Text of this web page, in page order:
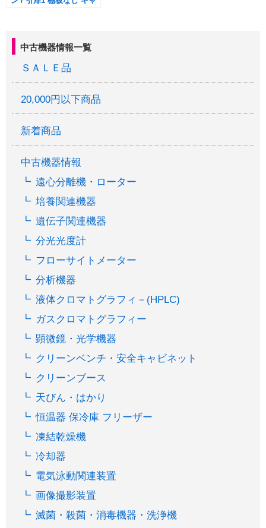
中古機器情報一覧
ＳＡＬＥ品
20,000円以下商品
新着商品
中古機器情報
遠心分離機・ローター
培養関連機器
遺伝子関連機器
分光光度計
フローサイトメーター
分析機器
液体クロマトグラフィ－(HPLC)
ガスクロマトグラフィー
顕微鏡・光学機器
クリーンベンチ・安全キャビネット
クリーンブース
天びん・はかり
恒温器 保冷庫 フリーザー
凍結乾燥機
冷却器
電気泳動関連装置
画像撮影装置
滅菌・殺菌・消毒機器・洗浄機